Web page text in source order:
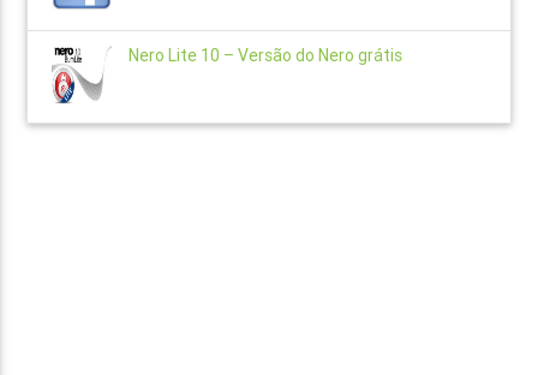
Nero Lite 10 – Versão do Nero grátis